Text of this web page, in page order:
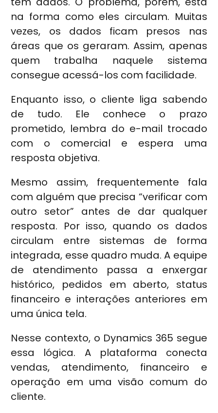
na forma como eles circulam. Muitas
vezes, os dados ficam presos nas
áreas que os geraram. Assim, apenas
quem trabalha naquele sistema
consegue acessá-los com facilidade.
Enquanto isso, o cliente liga sabendo
de tudo. Ele conhece o prazo
prometido, lembra do e-mail trocado
com o comercial e espera uma
resposta objetiva.
Mesmo assim, frequentemente fala
com alguém que precisa “verificar com
outro setor” antes de dar qualquer
resposta. Por isso, quando os dados
circulam entre sistemas de forma
integrada, esse quadro muda. A equipe
de atendimento passa a enxergar
histórico, pedidos em aberto, status
financeiro e interações anteriores em
uma única tela.
Nesse contexto, o Dynamics 365 segue
essa lógica. A plataforma conecta
vendas, atendimento, financeiro e
operação em uma visão comum do
cliente.